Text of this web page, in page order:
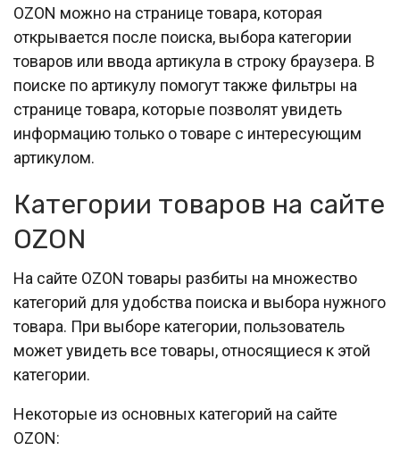
OZON можно на странице товара, которая
открывается после поиска, выбора категории
товаров или ввода артикула в строку браузера. В
поиске по артикулу помогут также фильтры на
странице товара, которые позволят увидеть
информацию только о товаре с интересующим
артикулом.
Категории товаров на сайте
OZON
На сайте OZON товары разбиты на множество
категорий для удобства поиска и выбора нужного
товара. При выборе категории, пользователь
может увидеть все товары, относящиеся к этой
категории.
Некоторые из основных категорий на сайте
OZON: